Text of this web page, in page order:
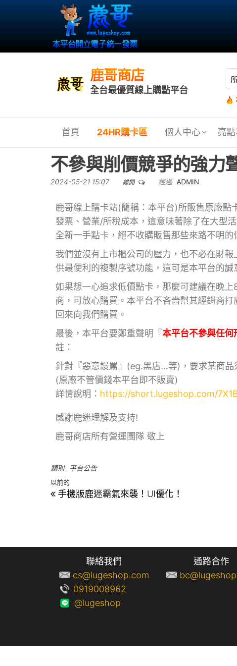
鹿哥商店
全台最優質線上購點平台
首頁 24HR購卡區 個人中心 亮
不參與削價競爭的強力
2024-05-21 15:07 離開 經過 ADMIN
鹿哥線上購卡站(簡稱：本平台)所販售原廠點
發票、營業/所稅成本，這意味著除了在大型
全新一手點卡，絕不收購販售那些來路不明的
我們並沒有上市櫃公司的壓力，也不必在財
供最便利的複製序號功能，這可是本平台的誠
如果想一心追求低價點卡，那麼可建議在晚上
商，可放心購買。本平台不吝嗇幫其經銷商
回來向我們購買。
最後，本平台要鄭重聲明『本平台不參與任何
註：
針對『惡意謾罵』(eg.黑店…等)，要求某商
(原廠不管價錢本平台即不販賣)
詳情說明： https://short.lugeshop.com/
感謝鹿迷理解及支持!
鹿哥商店所有營運團隊 敬上
類別 平台公告
以前的
手機版鹿迷霸氣來襲！UI優化！
聯絡我們
cs@lugeshop.com
0919008962
@lugeshop
通路合作